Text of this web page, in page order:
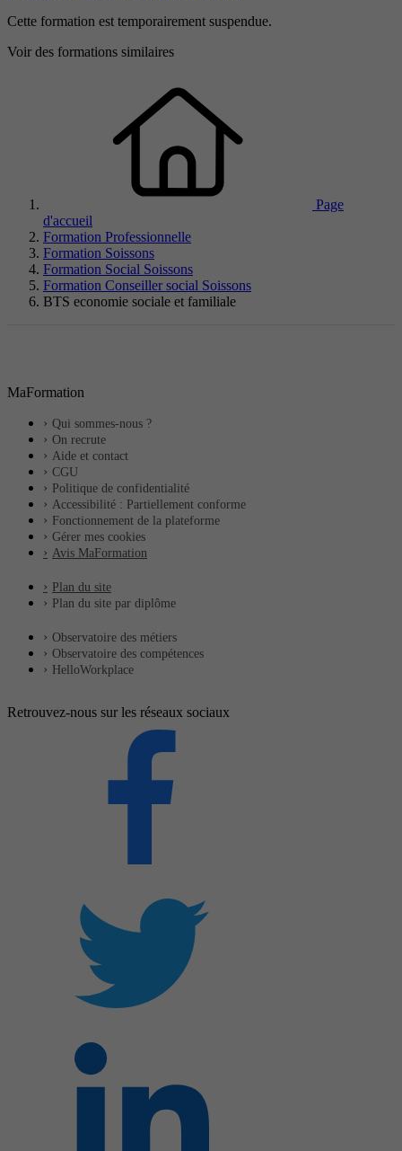
Cette formation est temporairement suspendue.
Voir des formations similaires
Page
d'accueil
Formation Professionnelle
Formation Soissons
Formation Social Soissons
Formation Conseiller social Soissons
BTS economie sociale et familiale
MaFormation
Qui sommes-nous ?
On recrute
Aide et contact
CGU
Politique de confidentialité
Accessibilité : Partiellement conforme
Fonctionnement de la plateforme
Gérer mes cookies
Avis MaFormation
Plan du site
Plan du site par diplôme
Observatoire des métiers
Observatoire des compétences
HelloWorkplace
Retrouvez-nous sur les réseaux sociaux